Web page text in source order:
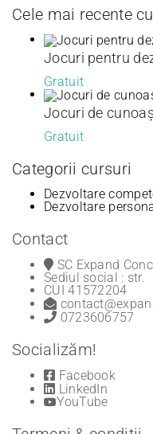
Cele mai recente
Jocuri pentru
Gratuit
Jocuri de
Gratuit
Categorii cursuri
Dezvoltare
Dezvoltare
Contact
SC Expand
Sediul social : str.
CUI 41572204
0723606757
Socializăm!
Facebook
LinkedIn
YouTube